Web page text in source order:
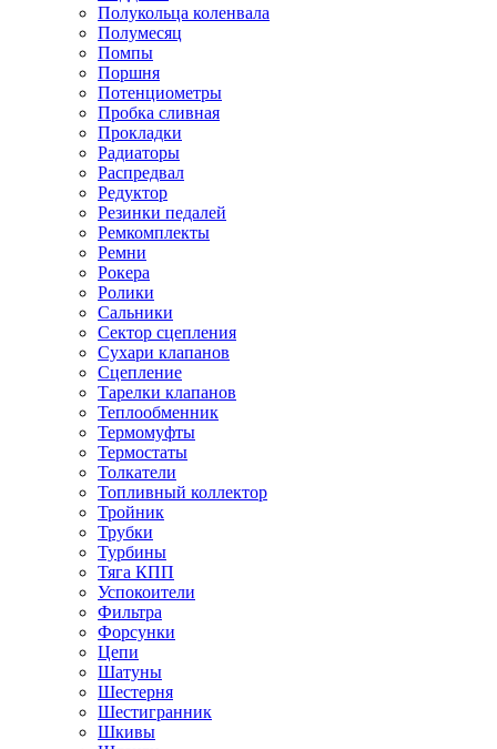
Полукольца коленвала
Полумесяц
Помпы
Поршня
Потенциометры
Пробка сливная
Прокладки
Радиаторы
Распредвал
Редуктор
Резинки педалей
Ремкомплекты
Ремни
Рокера
Ролики
Сальники
Сектор сцепления
Сухари клапанов
Сцепление
Тарелки клапанов
Теплообменник
Термомуфты
Термостаты
Толкатели
Топливный коллектор
Тройник
Трубки
Турбины
Тяга КПП
Успокоители
Фильтра
Форсунки
Цепи
Шатуны
Шестерня
Шестигранник
Шкивы